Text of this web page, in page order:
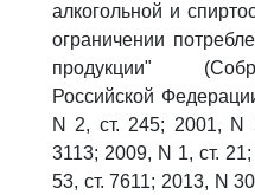
алкогольной и
ограничении
продукции"
Российской
N 2, ст. 245; 2001, N
3113; 2009, N 1, ст.
53, ст. 7611; 2013, N